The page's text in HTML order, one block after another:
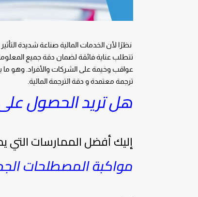
نظرًا لأن الخدمات المالية صناعة شديدة
تتطلب عناية فائقة لضمان دقة جميع
عواقب وخيمة على الشركات والأفراد. وهو
ترجمة معتمدة و دقة الترجمة المالية.
هل تريد الحصول
إليك أفضل الممارسات التي
مواكبة المصطلحات